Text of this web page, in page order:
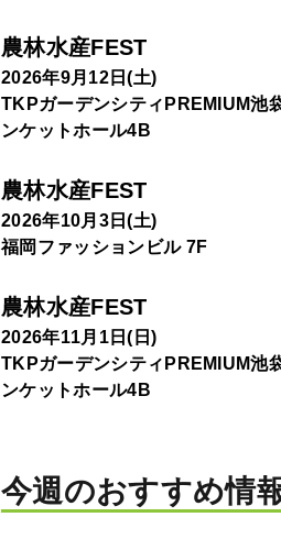
農林水産FEST
2026年9月12日(土)
TKPガーデンシティPREMIUM池
ンケットホール4B
農林水産FEST
2026年10月3日(土)
福岡ファッションビル 7F
農林水産FEST
2026年11月1日(日)
TKPガーデンシティPREMIUM池
ンケットホール4B
今週のおすすめ情